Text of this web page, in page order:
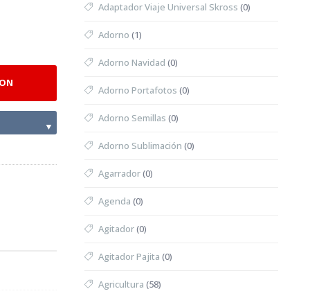
▼
Adaptador Viaje Universal Skross (0)
Adorno (1)
Adorno Navidad (0)
Adorno Portafotos (0)
Adorno Semillas (0)
Adorno Sublimación (0)
Agarrador(0)
Agenda (0)
Agitador(0)
Agitador Pajita (0)
Agricultura (58)